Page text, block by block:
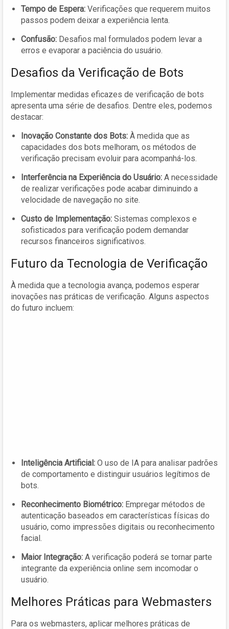
Tempo de Espera: Verificações que requerem muitos
passos podem deixar a experiência lenta.
Confusão: Desafios mal formulados podem levar a
erros e evaporar a paciência do usuário.
Desafios da Verificação de Bots
Implementar medidas eficazes de verificação de bots
apresenta uma série de desafios. Dentre eles, podemos
destacar:
Inovação Constante dos Bots: À medida que as
capacidades dos bots melhoram, os métodos de
verificação precisam evoluir para acompanhá-los.
Interferência na Experiência do Usuário: A necessidade
de realizar verificações pode acabar diminuindo a
velocidade de navegação no site.
Custo de Implementação: Sistemas complexos e
sofisticados para verificação podem demandar
recursos financeiros significativos.
Futuro da Tecnologia de Verificação
À medida que a tecnologia avança, podemos esperar
inovações nas práticas de verificação. Alguns aspectos
do futuro incluem:
Inteligência Artificial: O uso de IA para analisar padrões
de comportamento e distinguir usuários legítimos de
bots.
Reconhecimento Biométrico: Empregar métodos de
autenticação baseados em características físicas do
usuário, como impressões digitais ou reconhecimento
facial.
Maior Integração: A verificação poderá se tornar parte
integrante da experiência online sem incomodar o
usuário.
Melhores Práticas para Webmasters
Para os webmasters, aplicar melhores práticas de